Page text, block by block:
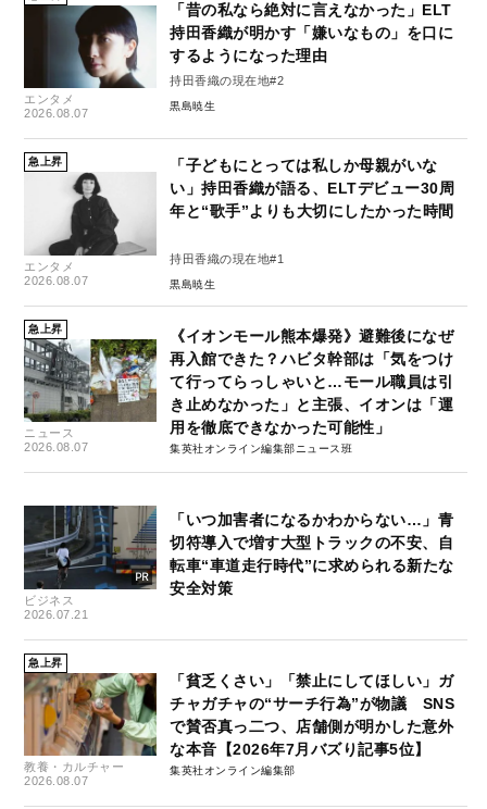
エンタメ
2026.08.07
「昔の私なら絶対に言えなかった」ELT
持田香織が明かす「嫌いなもの」を口に
するようになった理由
持田香織の現在地#2
黒島暁生
急上昇
エンタメ
2026.08.07
「子どもにとっては私しか母親がいな
い」持田香織が語る、ELTデビュー30周
年と“歌手”よりも大切にしたかった時間
持田香織の現在地#1
黒島暁生
急上昇
ニュース
2026.08.07
《イオンモール熊本爆発》避難後になぜ
再入館できた？ハビタ幹部は「気をつけ
て行ってらっしゃいと…モール職員は引
き止めなかった」と主張、イオンは「運
用を徹底できなかった可能性」
集英社オンライン編集部ニュース班
ビジネス
2026.07.21
「いつ加害者になるかわからない…」青
切符導入で増す大型トラックの不安、自
転車“車道走行時代”に求められる新たな
安全対策
急上昇
教養・カルチャー
2026.08.07
「貧乏くさい」「禁止にしてほしい」ガ
チャガチャの“サーチ行為”が物議 SNS
で賛否真っ二つ、店舗側が明かした意外
な本音【2026年7月バズり記事5位】
集英社オンライン編集部